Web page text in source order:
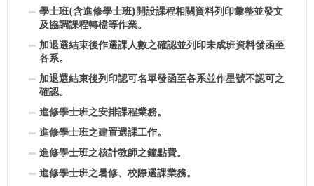
學士班(含進修學士班)開設課程相關資料列印彙整並發文
及協調課程轉檔等作業。
加退選結束後作選課人數之確認並列印未成班資料發函至
各系。
加退選結束後列印認可名單發函至各系並作星號不認可之
確認。
進修學士班之安排課程業務。
進修學士班之建置選課工作。
進修學士班之核計教師之鐘點費。
進修學士班之暑修、校際選課業務。